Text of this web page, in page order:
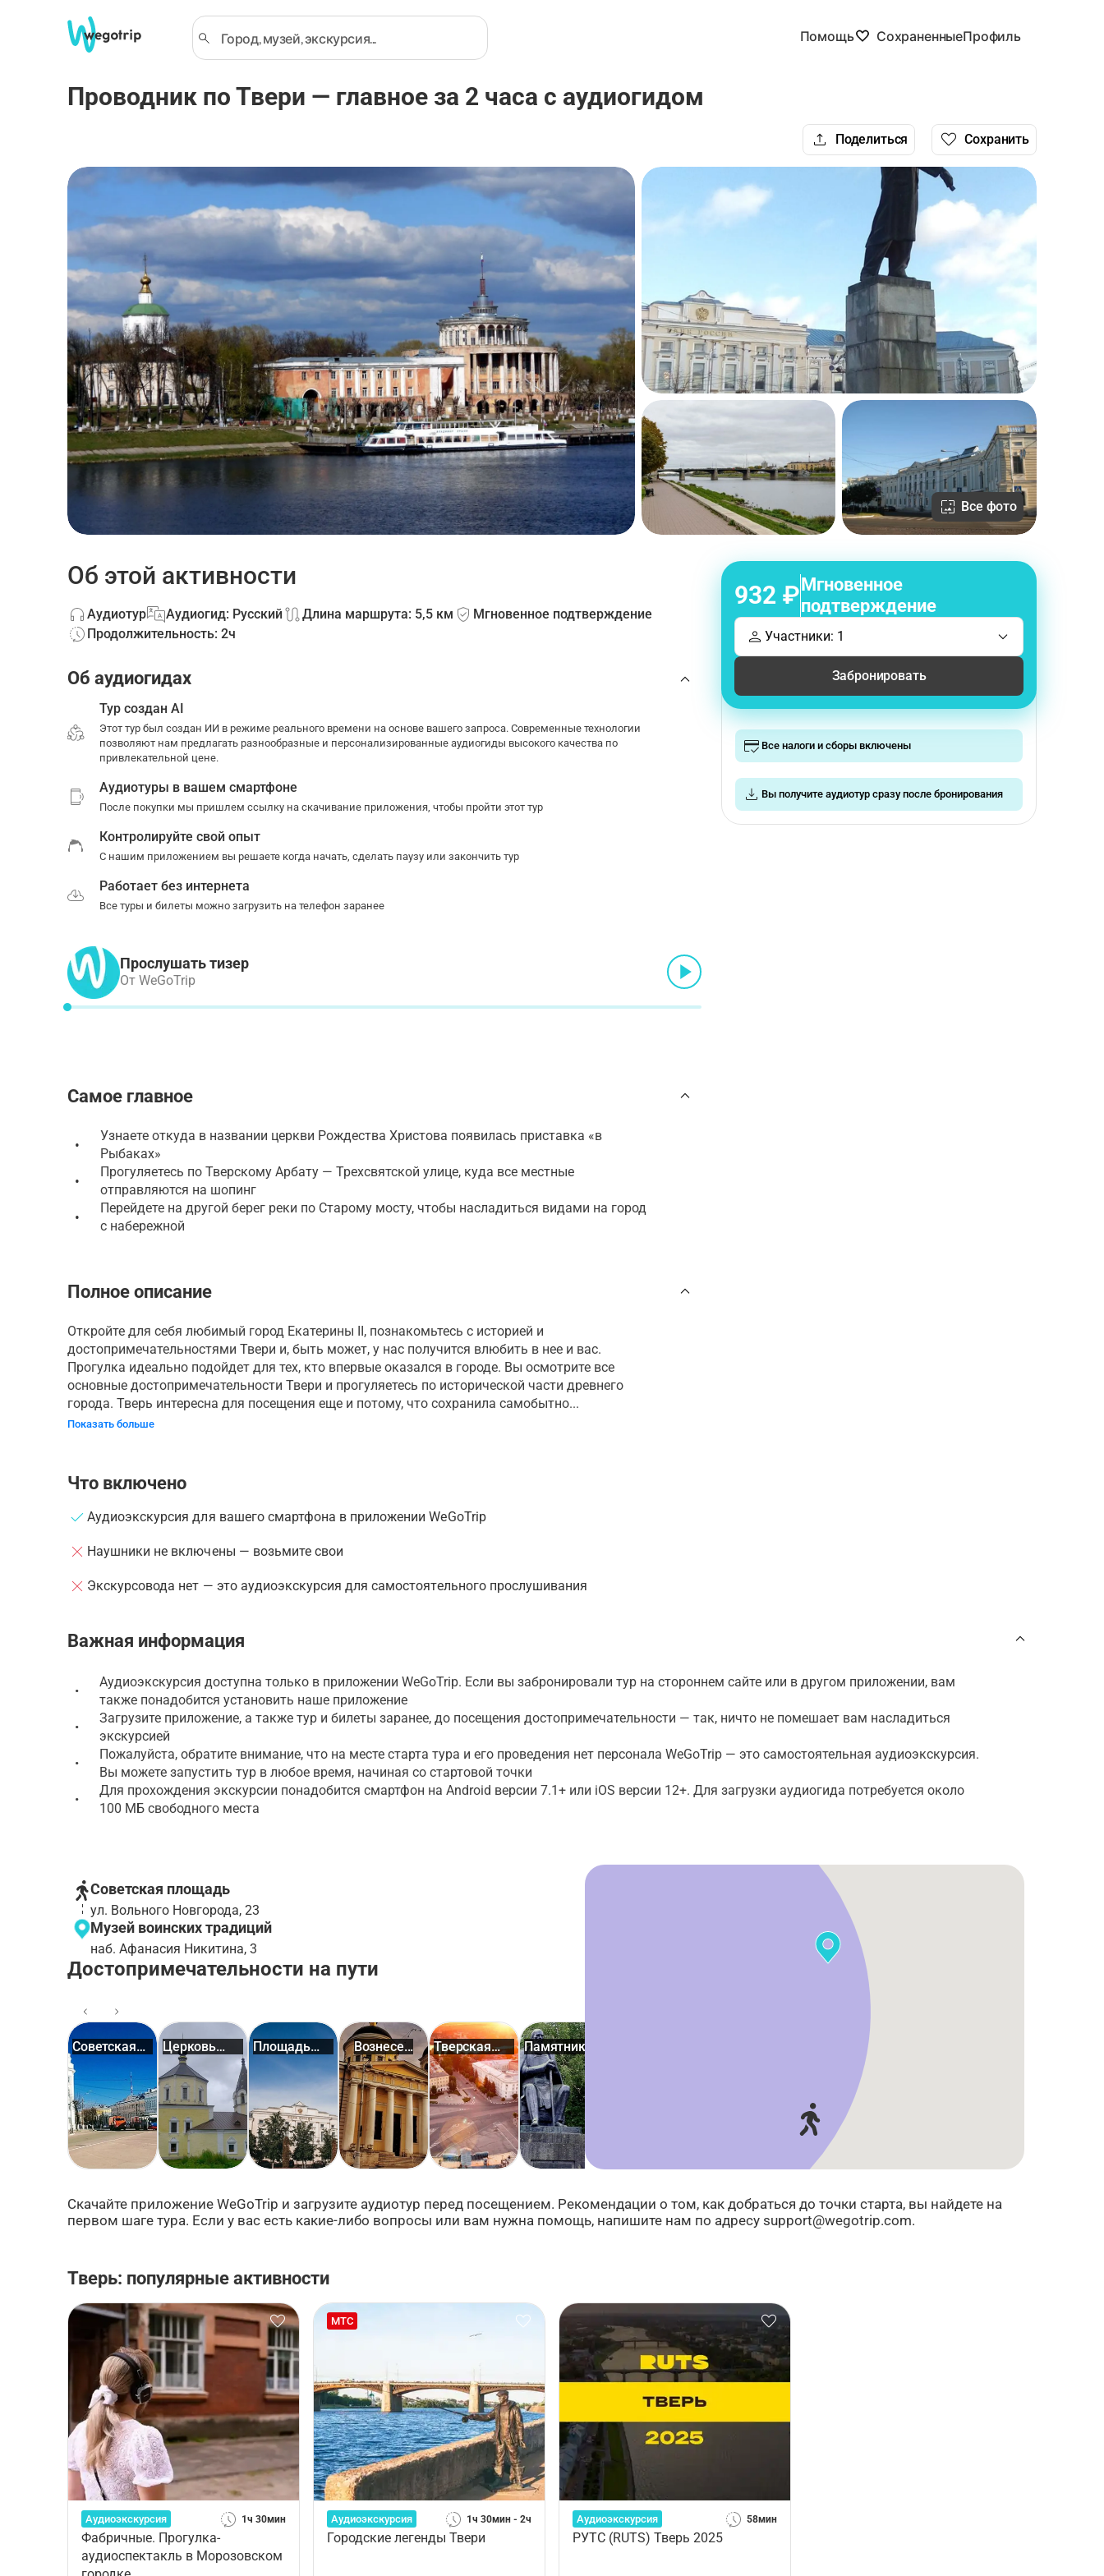
Помощь СохраненныеПрофиль
Проводник по Твери — главное за 2 часа с аудиогидом
Поделиться Сохранить
Все фото
Об этой активности
Аудиотур Аудиогид: Русский Длина маршрута: 5,5 км
Мгновенное подтверждение
Продолжительность: 2ч
Об аудиогидах
Тур создан AI
Этот тур был создан ИИ в режиме реального времени на основе вашего запроса. Современные технологии
позволяют нам предлагать разнообразные и персонализированные аудиогиды высокого качества по
привлекательной цене.
Аудиотуры в вашем смартфоне
После покупки мы пришлем ссылку на скачивание приложения, чтобы пройти этот тур
Контролируйте свой опыт
С нашим приложением вы решаете когда начать, сделать паузу или закончить тур
Работает без интернета
Все туры и билеты можно загрузить на телефон заранее
Прослушать тизер
От WeGoTrip
932 ₽Мгновенное
подтверждение
Участники: 1
Забронировать
Все налоги и сборы включены
Вы получите аудиотур сразу после бронирования
Самое главное
•
Узнаете откуда в названии церкви Рождества Христова появилась приставка «в
Рыбаках»
•
Прогуляетесь по Тверскому Арбату — Трехсвятской улице, куда все местные
отправляются на шопинг
•
Перейдете на другой берег реки по Старому мосту, чтобы насладиться видами на город
с набережной
Полное описание
Откройте для себя любимый город Екатерины II, познакомьтесь с историей и
достопримечательностями Твери и, быть может, у нас получится влюбить в нее и вас.
Прогулка идеально подойдет для тех, кто впервые оказался в городе. Вы осмотрите все
основные достопримечательности Твери и прогуляетесь по исторической части древнего
города. Тверь интересна для посещения еще и потому, что сохранила самобытно...
Показать больше
Что включено
Аудиоэкскурсия для вашего смартфона в приложении WeGoTrip
Наушники не включены — возьмите свои
Экскурсовода нет — это аудиоэкскурсия для самостоятельного прослушивания
Важная информация
•
Аудиоэкскурсия доступна только в приложении WeGoTrip. Если вы забронировали тур на стороннем сайте или в другом приложении, вам
также понадобится установить наше приложение
•
Загрузите приложение, а также тур и билеты заранее, до посещения достопримечательности — так, ничто не помешает вам насладиться
экскурсией
•
Пожалуйста, обратите внимание, что на месте старта тура и его проведения нет персонала WeGoTrip — это самостоятельная аудиоэкскурсия.
Вы можете запустить тур в любое время, начиная со стартовой точки
•
Для прохождения экскурсии понадобится смартфон на Android версии 7.1+ или iOS версии 12+. Для загрузки аудиогида потребуется около
100 МБ свободного места
Советская площадь
ул. Вольного Новгорода, 23
Музей воинских традиций
наб. Афанасия Никитина, 3
Достопримечательности на пути
Советская
площадь
Церковь
Рождест...
Площадь
Ленина
Вознесе...
Тверская
площадь
Памятник
Салтыко...
Скачайте приложение WeGoTrip и загрузите аудиотур перед посещением. Рекомендации о том, как добраться до точки старта, вы найдете на
первом шаге тура. Если у вас есть какие-либо вопросы или вам нужна помощь, напишите нам по адресу support@wegotrip.com.
Тверь: популярные активности
Аудиоэкскурсия 1ч 30мин
Фабричные. Прогулка-
аудиоспектакль в Морозовском
МТС
Аудиоэкскурсия 1ч 30мин - 2ч
Городские легенды Твери
Аудиоэкскурсия 58мин
РУТС (RUTS) Тверь 2025